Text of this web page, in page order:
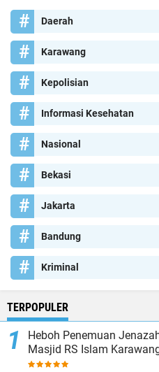
Daerah
Karawang
Kepolisian
Informasi Kesehatan
Nasional
Bekasi
Jakarta
Bandung
Kriminal
TERPOPULER
Heboh Penemuan
Masjid RS Islam